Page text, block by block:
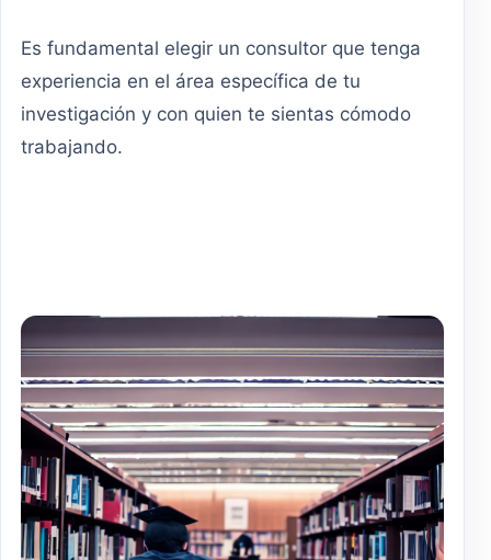
Es fundamental elegir un consultor que tenga
experiencia en el área específica de tu
investigación y con quien te sientas cómodo
trabajando.